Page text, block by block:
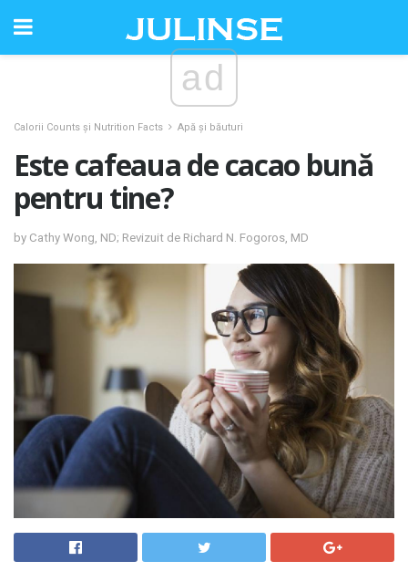
ad
Calorii Counts și Nutrition Facts Apă și băuturi
Este cafeaua de cacao bună
pentru tine?
by Cathy Wong, ND; Revizuit de Richard N. Fogoros, MD